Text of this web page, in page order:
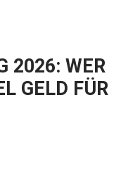
2026: WER
GELD FÜR